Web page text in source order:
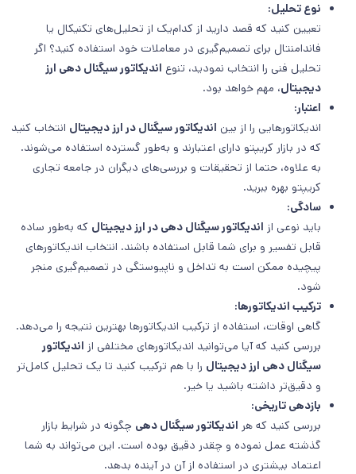
نوع تحلیل:
تعیین کنید که قصد دارید از کدام‌یک از تحلیل‌های تکنیکال یا
فاندامنتال برای تصمیم‌گیری در معاملات خود استفاده کنید؟ اگر
تحلیل فنی را انتخاب نمودید، تنوع اندیکاتور سیگنال دهی ارز
دیجیتال، مهم خواهد بود.
اعتبار:
اندیکاتورهایی را از بین اندیکاتور سیگنال در ارز‌ دیجیتال انتخاب کنید
که در بازار کریپتو دارای اعتبارند و به‌طور گسترده استفاده می‌شوند.
به علاوه، حتما از تحقیقات و بررسی‌های دیگران در جامعه تجاری
کریپتو بهره ببرید.
سادگی:
باید نوعی از اندیکاتور سیگنال دهی در ارز‌ دیجیتال که به‌طور ساده
قابل تفسیر و برای شما قابل استفاده باشند. انتخاب اندیکاتورهای
پیچیده ممکن است به تداخل و ناپیوستگی در تصمیم‌گیری منجر
شود.
ترکیب اندیکاتورها:
گاهی اوقات، استفاده از ترکیب اندیکاتورها بهترین نتیجه را می‌دهد.
بررسی کنید که آیا می‌توانید اندیکاتورهای مختلفی از اندیکاتور
سیگنال دهی ارز دیجیتال را با هم ترکیب کنید تا یک تحلیل کامل‌تر
و دقیق‌تر داشته باشید یا خیر.
بازدهی تاریخی:
بررسی کنید که هر اندیکاتور سیگنال دهی چگونه در شرایط بازار
گذشته عمل نموده و چقدر دقیق بوده است. این می‌تواند به شما
اعتماد بیشتری در استفاده از آن در آینده بدهد.